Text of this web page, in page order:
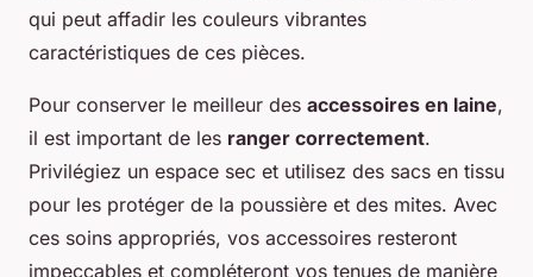
qui peut affadir les couleurs vibrantes
caractéristiques de ces pièces.
Pour conserver le meilleur des accessoires en laine,
il est important de les ranger correctement.
Privilégiez un espace sec et utilisez des sacs en tissu
pour les protéger de la poussière et des mites. Avec
ces soins appropriés, vos accessoires resteront
impeccables et compléteront vos tenues de manière